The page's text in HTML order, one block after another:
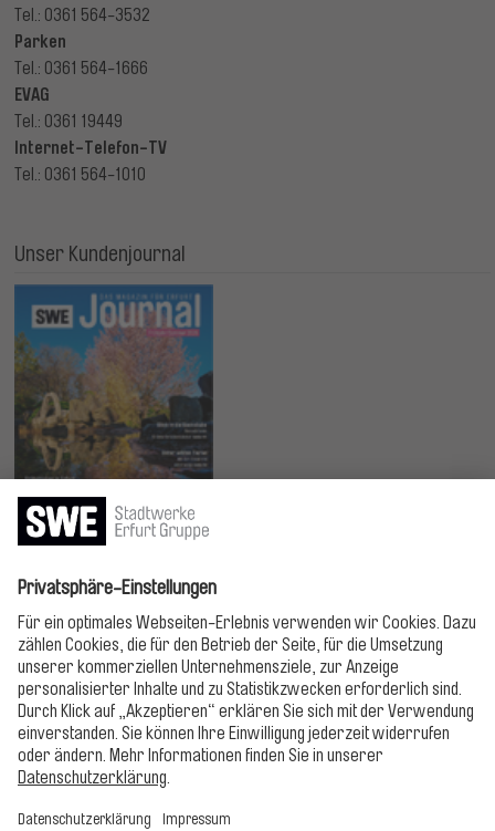
Tel.: 0361 564-3532
Parken
Tel.: 0361 564-1666
EVAG
Tel.: 0361 19449
Internet-Telefon-TV
Tel.: 0361 564-1010
Unser Kundenjournal
Jetzt lesen!
Bitte folgen!